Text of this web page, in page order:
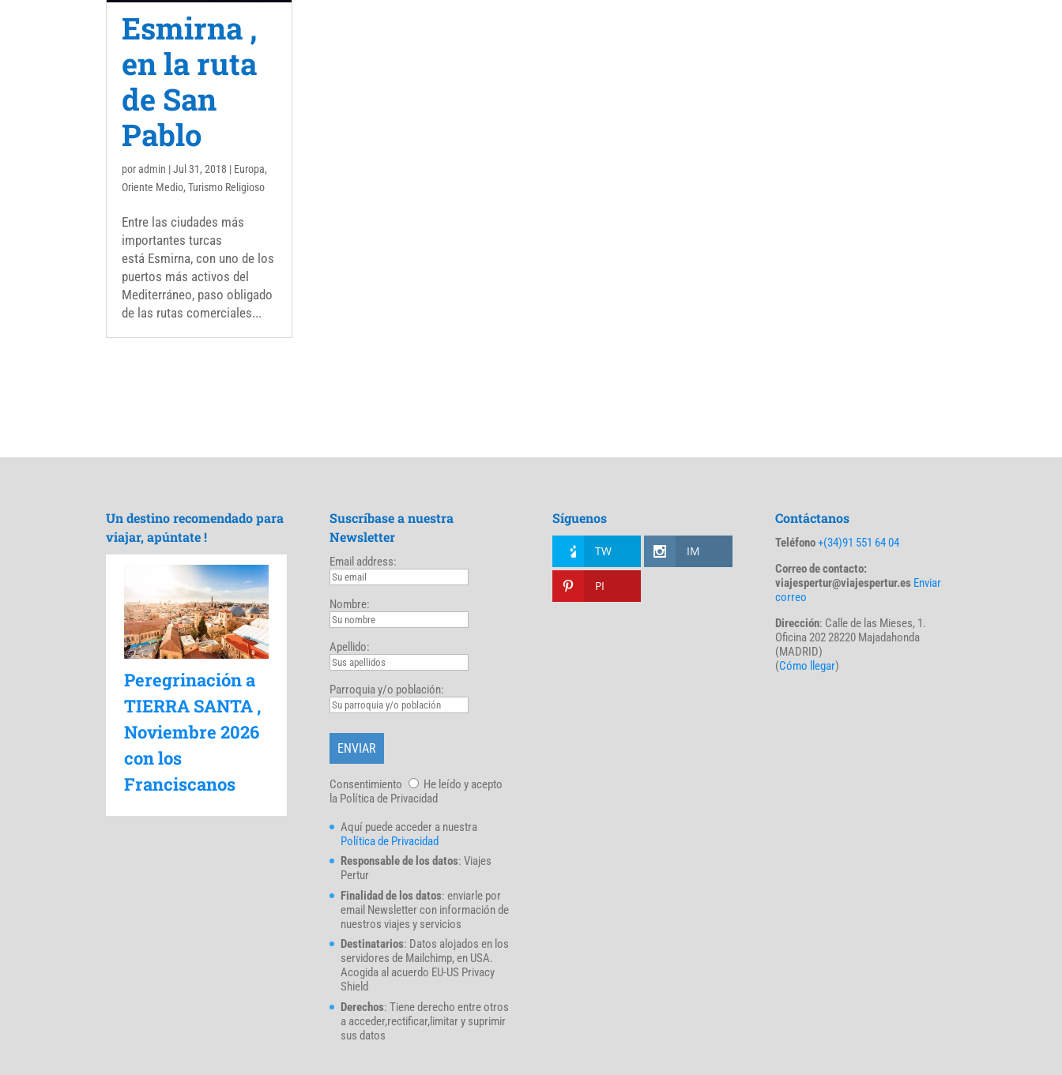
Esmirna ,
en la ruta
de San
Pablo
poradmin |Jul 31, 2018 | Europa,
Oriente Medio,Turismo Religioso
Entre las ciudades más
importantes turcas
está Esmirna, con uno de los
puertos más activos del
Mediterráneo, paso obligado
de las rutas comerciales...
Un destino recomendado para
viajar, apúntate !
Peregrinación a
TIERRA SANTA ,
Noviembre 2026
con los
Franciscanos
Suscríbase a nuestra
Newsletter
Email address:
Nombre:
Apellido:
Parroquia y/o población:
Consentimiento
He leído y acepto
la Política de Privacidad
Aquí puede acceder a nuestra
Política de Privacidad
Responsable de los datos: Viajes
Pertur
Finalidad de los datos: enviarle por
email Newsletter con información de
nuestros viajes y servicios
Destinatarios: Datos alojados en los
servidores de Mailchimp, en USA.
Acogida al acuerdo EU-US Privacy
Shield
Derechos: Tiene derecho entre otros
a acceder,rectificar,limitar y suprimir
sus datos
Síguenos
TW IM
PI
Contáctanos
Teléfono+(34)91 551 64 04
Correo de contacto:
viajespertur@viajespertur.es Enviar
correo
Dirección: Calle de las Mieses, 1.
Oficina 202 28220 Majadahonda
(MADRID)
(Cómo llegar)